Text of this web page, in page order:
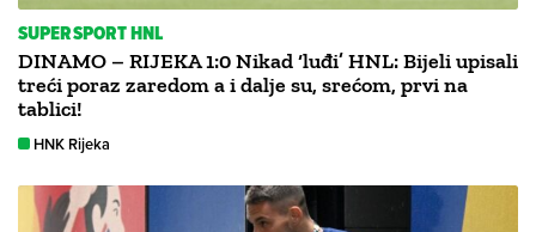
SUPERSPORT HNL
DINAMO – RIJEKA 1:0 Nikad ‘luđi’ HNL: Bijeli upisali
treći poraz zaredom a i dalje su, srećom, prvi na
tablici!
HNK Rijeka